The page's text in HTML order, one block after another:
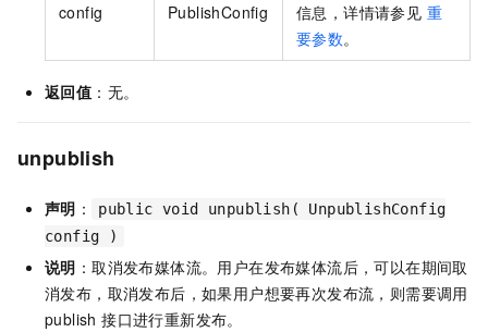
config PublishConfig
信息，详情请参见 重
要参数。
返回值 ：无。
unpublish
声明 ：
public void unpublish( UnpublishConfig
config )
说明 ：取消发布媒体流。用户在发布媒体流后，可以在期间取
消发布，取消发布后，如果用户想要再次发布流，则需要调用
publish 接口进行重新发布。